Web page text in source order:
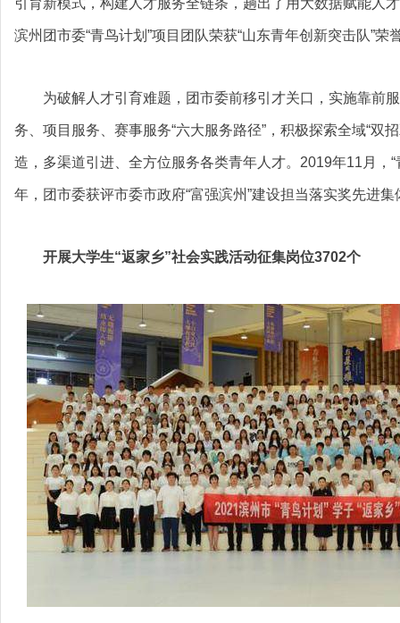
引育新模式，构建人才服务全链条，趟出了用大数据赋能人
滨州团市委“青鸟计划”项目团队荣获“山东青年创新突击队”荣
为破解人才引育难题，团市委前移引才关口，实施靠前
务、项目服务、赛事服务“六大服务路径”，积极探索全域“双
造，多渠道引进、全方位服务各类青年人才。2019年11月，
年，团市委获评市委市政府“富强滨州”建设担当落实奖先进集
开展大学生“返家乡”社会实践活动征集岗位3702个